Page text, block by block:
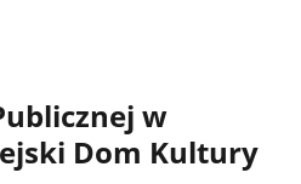
w
Dom Kultury